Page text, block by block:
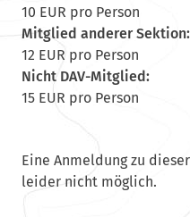
10 EUR pro Person
Mitglied anderer Sektion:
12 EUR pro Person
Nicht DAV-Mitglied:
15 EUR pro Person
Eine Anmeldung zu
leider nicht möglich.